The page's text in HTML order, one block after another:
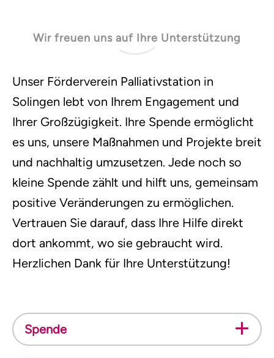
Wir freuen uns auf Ihre Unterstützung
Unser Förderverein Palliativstation in
Solingen lebt von Ihrem Engagement und
Ihrer Großzügigkeit. Ihre Spende ermöglicht
es uns, unsere Maßnahmen und Projekte breit
und nachhaltig umzusetzen. Jede noch so
kleine Spende zählt und hilft uns, gemeinsam
positive Veränderungen zu ermöglichen.
Vertrauen Sie darauf, dass Ihre Hilfe direkt
dort ankommt, wo sie gebraucht wird.
Herzlichen Dank für Ihre Unterstützung!
Spende